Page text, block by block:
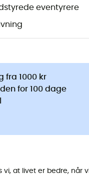
eventyrere
damer
fra 1000 kr
for 100 dage
vi, at livet er bedre, når